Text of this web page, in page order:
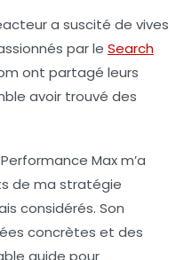
a suscité de vives
par le Search
ont partagé leurs
avoir trouvé des
Performance Maxm’a
de ma stratégie
considérés. Son
concrètes et des
guide pour